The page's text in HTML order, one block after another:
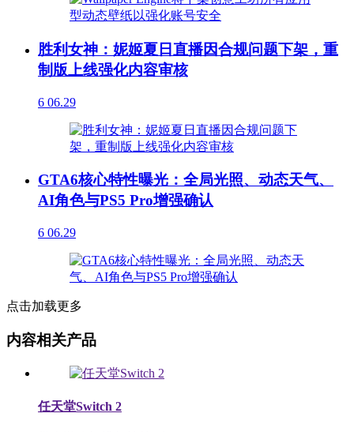
胜利女神：妮姬夏日直播因合规问题下架，重
制版上线强化内容审核
6 06.29
GTA6核心特性曝光：全局光照、动态天气、
AI角色与PS5 Pro增强确认
6 06.29
点击加载更多
内容相关产品
任天堂Switch 2